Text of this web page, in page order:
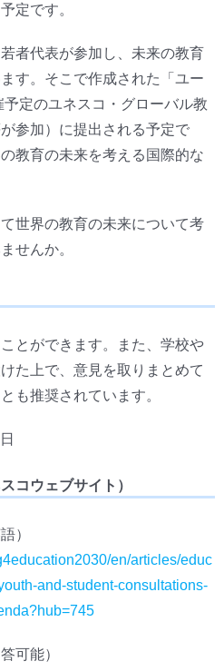
定です。
者代表が参加し、未来の教育
す。そこで作成された「ユー
定のユネスコ・グローバル教
参加）に提出される予定で
教育の未来を考える国際的な
世界の教育の未来について考
せんか。
とができます。また、学校や
た上で、意見を取りまとめて
も推奨されています。
コウェブサイト）
）
en/articles/educ
and-student-consultations-
可能）